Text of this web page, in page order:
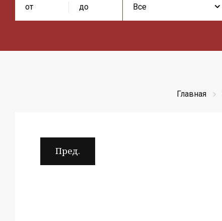
Главная
Пред.